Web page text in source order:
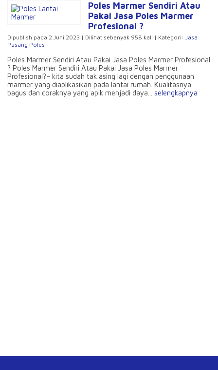
Poles Marmer Sendiri Atau
Pakai Jasa Poles Marmer
Profesional ?
Dipublish pada 2 Juni 2023 | Dilihat sebanyak 958 kali | Kategori: Jasa
Pasang Poles
Poles Marmer Sendiri Atau Pakai Jasa Poles Marmer Profesional
? Poles Marmer Sendiri Atau Pakai Jasa Poles Marmer
Profesional?– kita sudah tak asing lagi dengan penggunaan
marmer yang diaplikasikan pada lantai rumah. Kualitasnya
bagus dan coraknya yang apik menjadi daya... selengkapnya